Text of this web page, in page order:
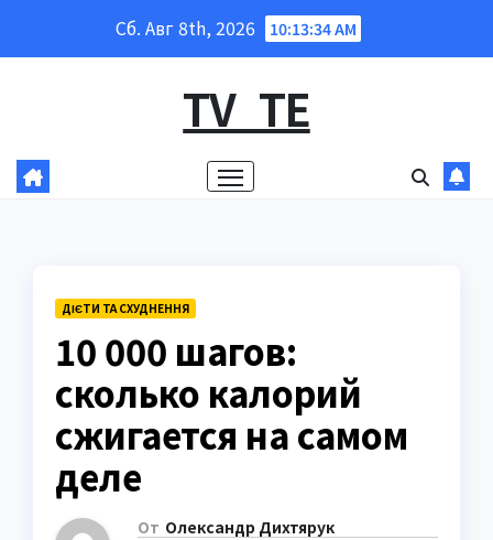
Сб. Авг 8th, 2026 10:13:35 AM
TV_TE
ДІЄТИ ТА СХУДНЕННЯ
10 000 шагов:
сколько калорий
сжигается на самом
деле
От Олександр Дихтярук